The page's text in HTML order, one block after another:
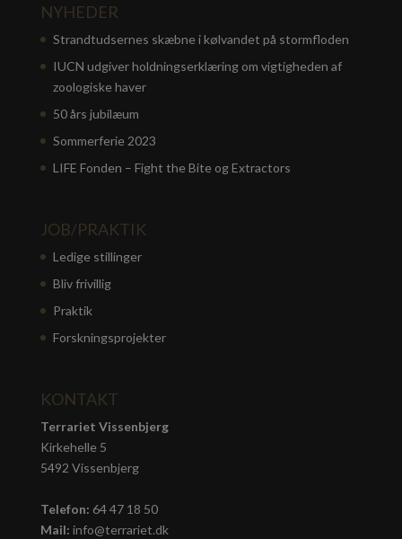
NYHEDER
Strandtudsernes skæbne i kølvandet på stormfloden
IUCN udgiver holdningserklæring om vigtigheden af
zoologiske haver
50 års jubilæum
Sommerferie 2023
LIFE Fonden – Fight the Bite og Extractors
JOB/PRAKTIK
Ledige stillinger
Bliv frivillig
Praktik
Forskningsprojekter
KONTAKT
Terrariet Vissenbjerg
Kirkehelle 5
5492 Vissenbjerg
Telefon: 64 47 18 50
Mail: info@terrariet.dk